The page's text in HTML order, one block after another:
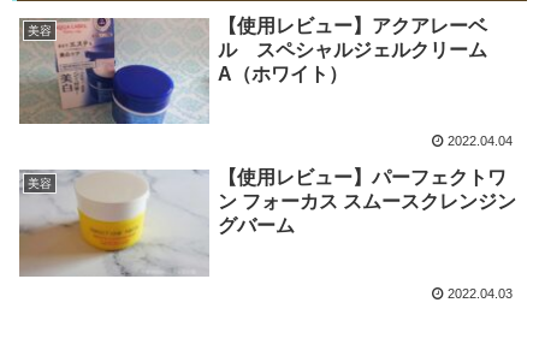
美容
【使用レビュー】アクアレーベ
ル スペシャルジェルクリーム
A（ホワイト）
2022.04.04
美容
【使用レビュー】パーフェクトワ
ン フォーカス スムースクレンジン
グバーム
2022.04.03